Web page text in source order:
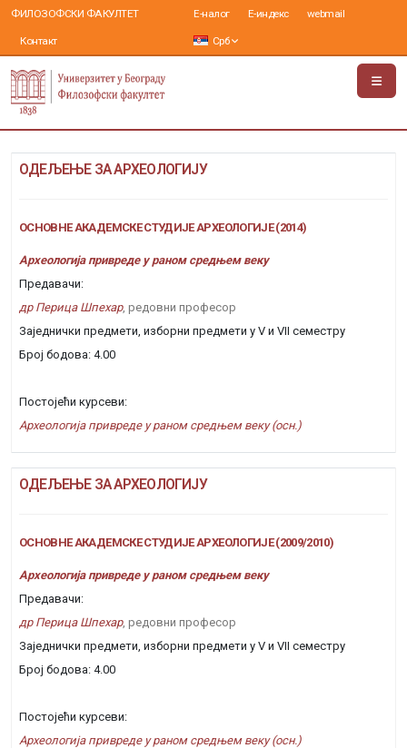
ФИЛОЗОФСКИ ФАКУЛТЕТ
Контакт
Е-налог Е-индекс webmail
Срб
ОДЕЉЕЊЕ ЗА АРХЕОЛОГИЈУ
ОСНОВНЕ АКАДЕМСКЕ СТУДИЈЕ АРХЕОЛОГИЈЕ (2014)
Археологија привреде у раном средњем веку
Предавачи:
др Перица Шпехар, редовни професор
Заједнички предмети, изборни предмети у V и VII семестру
Број бодова: 4.00
Постојећи курсеви:
Археологија привреде у раном средњем веку (осн.)
ОДЕЉЕЊЕ ЗА АРХЕОЛОГИЈУ
ОСНОВНЕ АКАДЕМСКЕ СТУДИЈЕ АРХЕОЛОГИЈЕ (2009/2010)
Археологија привреде у раном средњем веку
Предавачи:
др Перица Шпехар, редовни професор
Заједнички предмети, изборни предмети у V и VII семестру
Број бодова: 4.00
Постојећи курсеви:
Археологија привреде у раном средњем веку (осн.)